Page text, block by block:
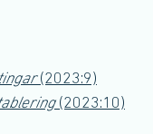
(2023:9)
(2023:10)